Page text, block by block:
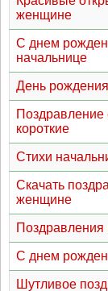
женщине
С днем
начальнице
День
короткие
Стихи
Скачать
женщине
С днем
Шутливое